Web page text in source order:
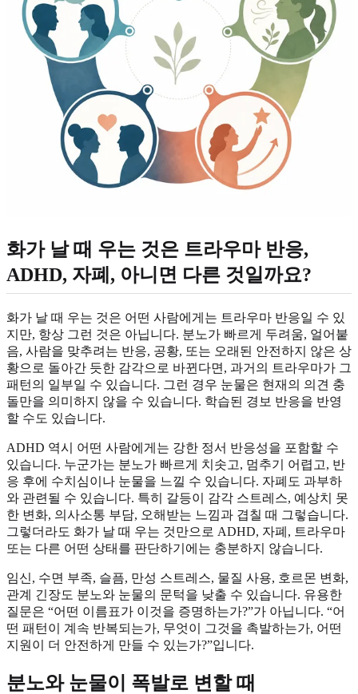
화가 날 때 우는 것은 트라우마 반응,
ADHD, 자폐, 아니면 다른 것일까요?
화가 날 때 우는 것은 어떤 사람에게는 트라우마 반응일 수 있
지만, 항상 그런 것은 아닙니다. 분노가 빠르게 두려움, 얼어붙
음, 사람을 맞추려는 반응, 공황, 또는 오래된 안전하지 않은 상
황으로 돌아간 듯한 감각으로 바뀐다면, 과거의 트라우마가 그
패턴의 일부일 수 있습니다. 그런 경우 눈물은 현재의 의견 충
돌만을 의미하지 않을 수 있습니다. 학습된 경보 반응을 반영
할 수도 있습니다.
ADHD 역시 어떤 사람에게는 강한 정서 반응성을 포함할 수
있습니다. 누군가는 분노가 빠르게 치솟고, 멈추기 어렵고, 반
응 후에 수치심이나 눈물을 느낄 수 있습니다. 자폐도 과부하
와 관련될 수 있습니다. 특히 갈등이 감각 스트레스, 예상치 못
한 변화, 의사소통 부담, 오해받는 느낌과 겹칠 때 그렇습니다.
그렇더라도 화가 날 때 우는 것만으로 ADHD, 자폐, 트라우마
또는 다른 어떤 상태를 판단하기에는 충분하지 않습니다.
임신, 수면 부족, 슬픔, 만성 스트레스, 물질 사용, 호르몬 변화,
관계 긴장도 분노와 눈물의 문턱을 낮출 수 있습니다. 유용한
질문은 “어떤 이름표가 이것을 증명하는가?”가 아닙니다. “어
떤 패턴이 계속 반복되는가, 무엇이 그것을 촉발하는가, 어떤
지원이 더 안전하게 만들 수 있는가?”입니다.
분노와 눈물이 폭발로 변할 때